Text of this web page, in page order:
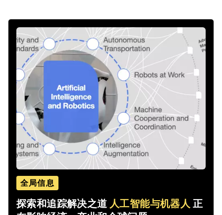
全局信息
探索和追踪解决之道 人工智能与机器人 正